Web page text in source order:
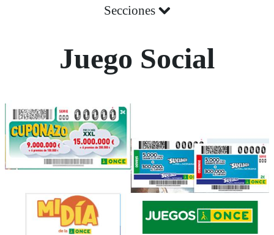
Secciones
Juego Social